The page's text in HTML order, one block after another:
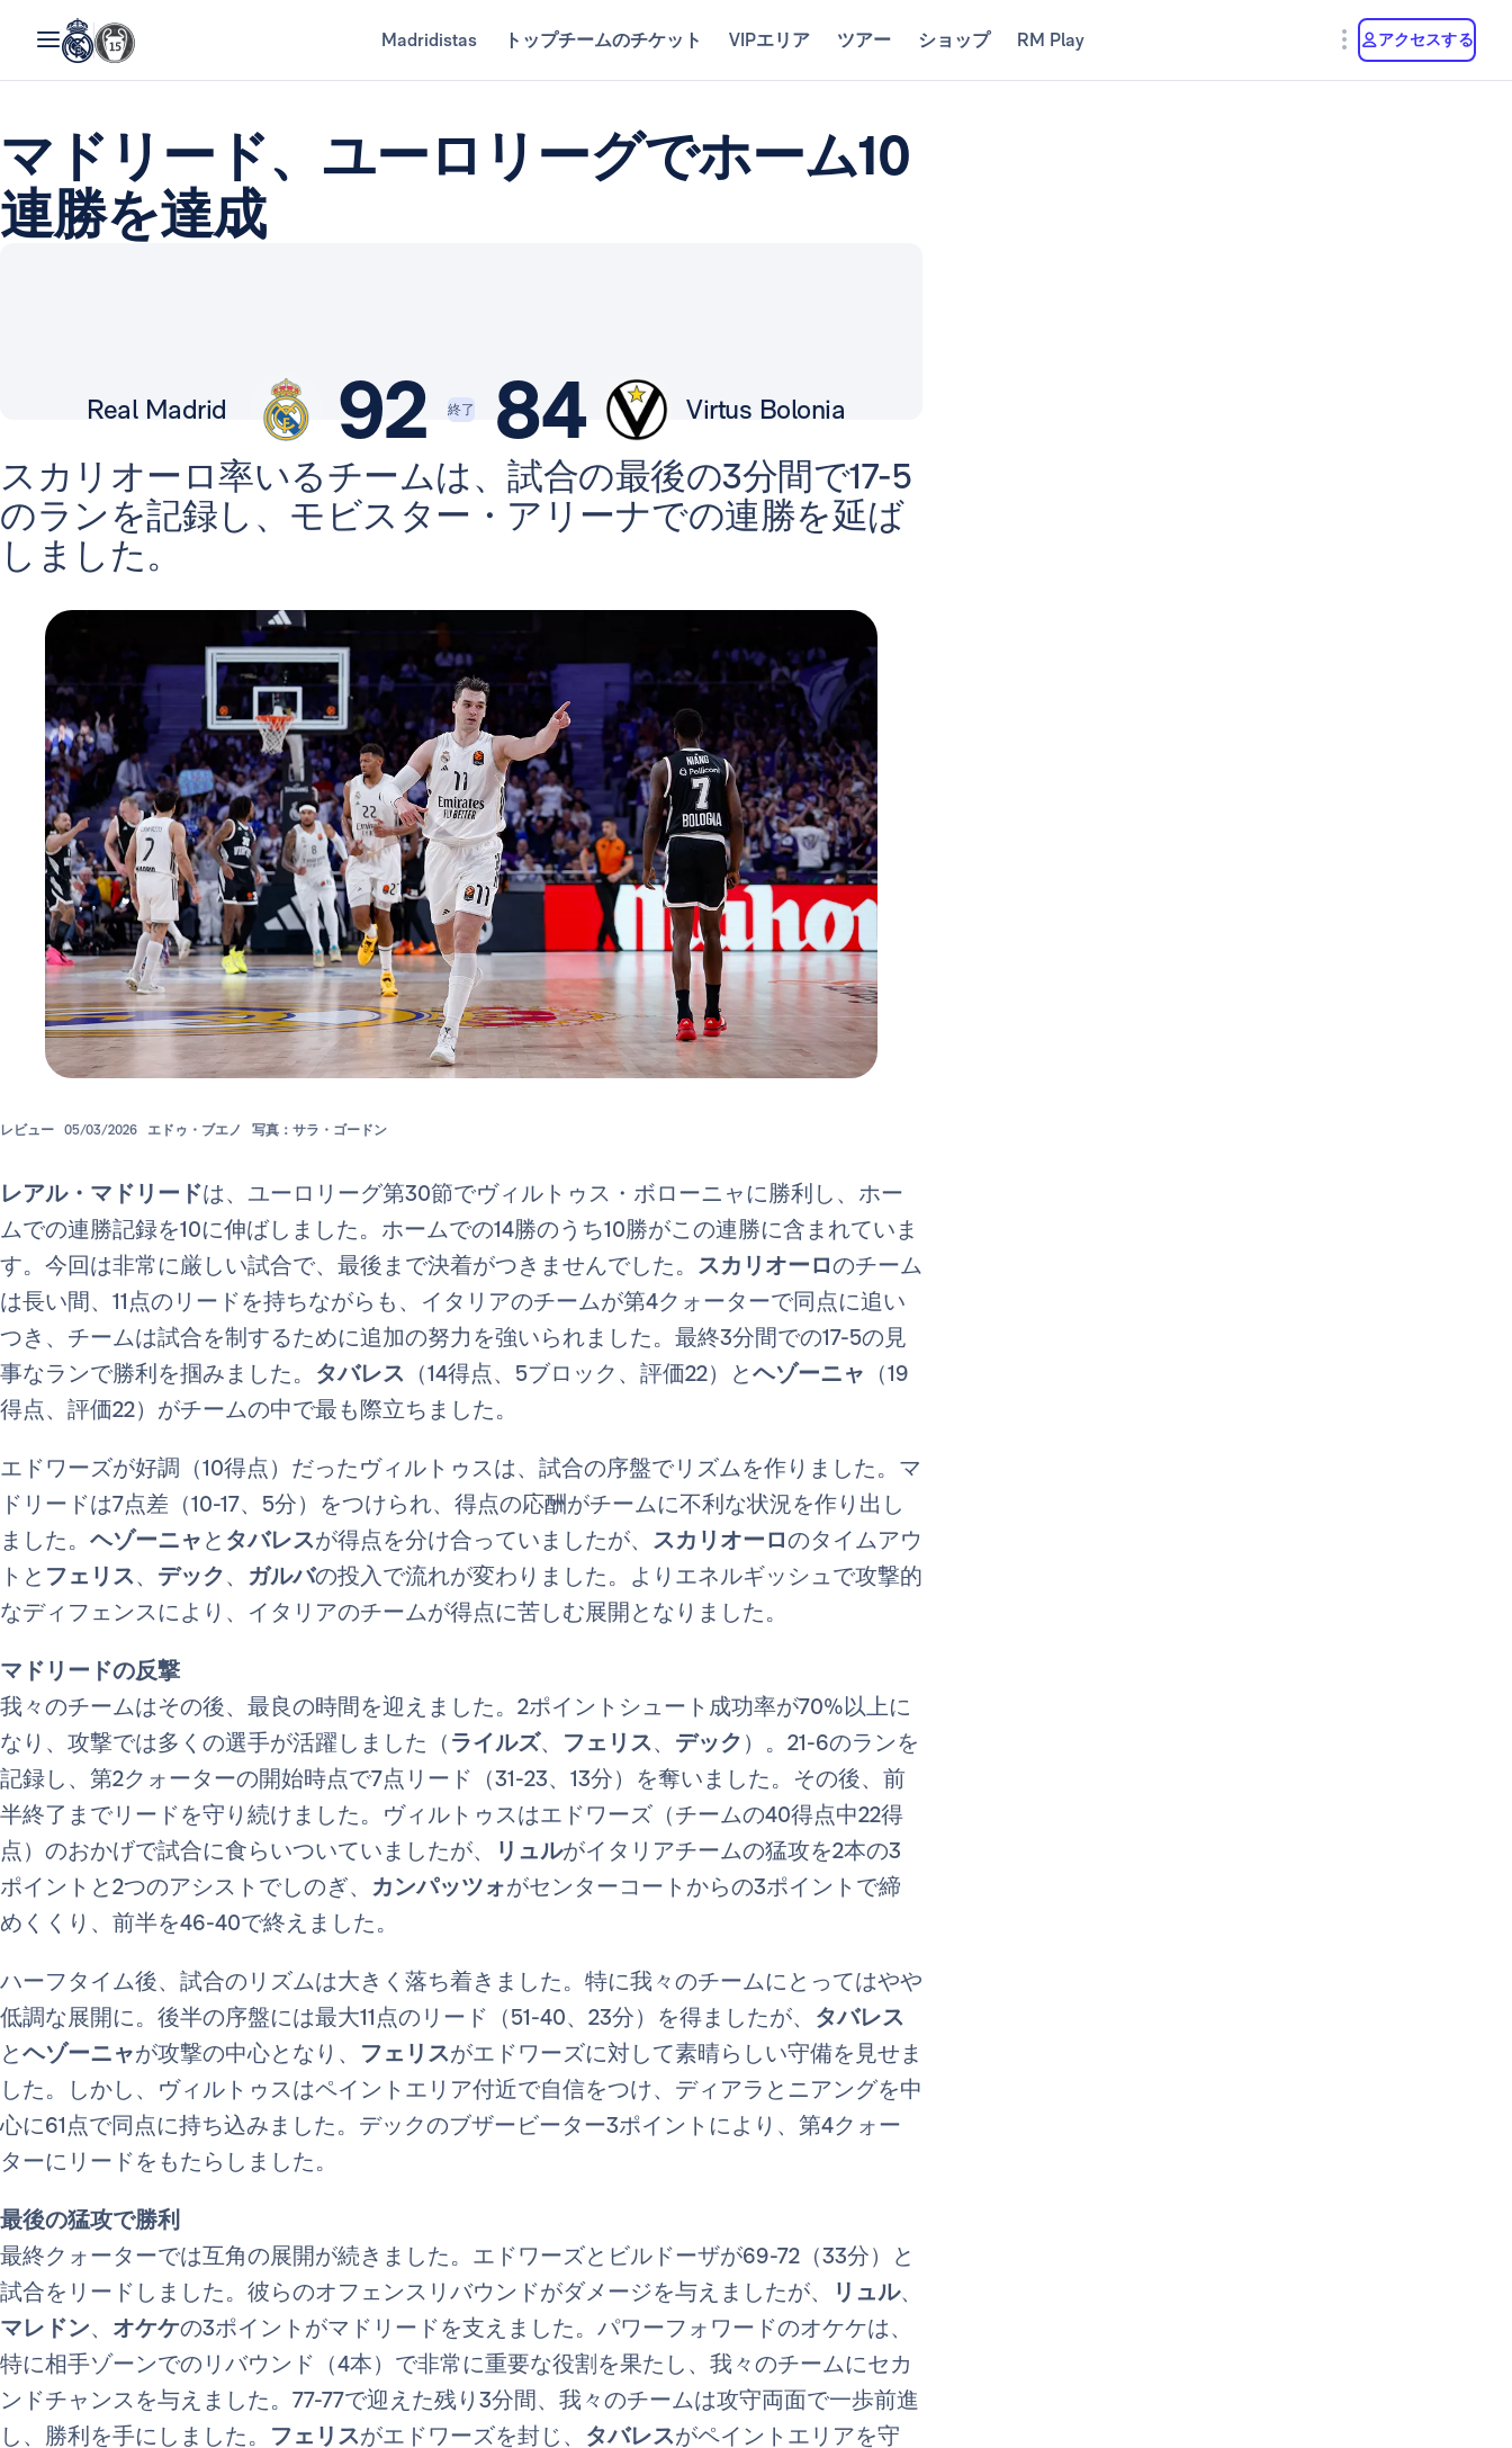
Madridistas トップチームのチケット VIPエリア ツアー ショップ RM Play アクセスする
マドリード、ユーロリーグでホーム10
連勝を達成
92 84
Real Madrid 終了 Virtus Bolonia
スカリオーロ率いるチームは、試合の最後の3分間で17-5
のランを記録し、モビスター・アリーナでの連勝を延ば
しました。
レビュー 05/03/2026 エドゥ・ブエノ 写真：サラ・ゴードン
レアル・マドリードは、ユーロリーグ第30節でヴィルトゥス・ボローニャに勝利し、ホー
ムでの連勝記録を10に伸ばしました。ホームでの14勝のうち10勝がこの連勝に含まれていま
す。今回は非常に厳しい試合で、最後まで決着がつきませんでした。 スカリオーロのチーム
は長い間、11点のリードを持ちながらも、イタリアのチームが第4クォーターで同点に追い
つき、チームは試合を制するために追加の努力を強いられました。最終3分間での17-5の見
事なランで勝利を掴みました。 タバレス （14得点、5ブロック、評価22）とヘゾーニャ （19
得点、評価22）がチームの中で最も際立ちました。
エドワーズが好調（10得点）だったヴィルトゥスは、試合の序盤でリズムを作りました。マ
ドリードは7点差（10-17、5分）をつけられ、得点の応酬がチームに不利な状況を作り出し
ました。 ヘゾーニャ と タバレスが得点を分け合っていましたが、 スカリオーロのタイムアウ
トと フェリス、 デック、 ガルバの投入で流れが変わりました。よりエネルギッシュで攻撃的
なディフェンスにより、イタリアのチームが得点に苦しむ展開となりました。
マドリードの反撃
我々のチームはその後、最良の時間を迎えました。2ポイントシュート成功率が70%以上に
なり、攻撃では多くの選手が活躍しました（ ライルズ、 フェリス、 デック ）。21-6のランを
記録し、第2クォーターの開始時点で7点リード（31-23、13分）を奪いました。その後、前
半終了までリードを守り続けました。ヴィルトゥスはエドワーズ（チームの40得点中22得
点）のおかげで試合に食らいついていましたが、
リュルがイタリアチームの猛攻を2本の3
ポイントと2つのアシストでしのぎ、 カンパッツォがセンターコートからの3ポイントで締
めくくり、前半を46-40で終えました。
ハーフタイム後、試合のリズムは大きく落ち着きました。特に我々のチームにとってはやや
低調な展開に。後半の序盤には最大11点のリード（51-40、23分）を得ましたが、 タバレス
とヘゾーニャが攻撃の中心となり、 フェリスがエドワーズに対して素晴らしい守備を見せま
した。しかし、ヴィルトゥスはペイントエリア付近で自信をつけ、ディアラとニアングを中
心に61点で同点に持ち込みました。デックのブザービーター3ポイントにより、第4クォー
ターにリードをもたらしました。
最後の猛攻で勝利
最終クォーターでは互角の展開が続きました。エドワーズとビルドーザが69-72（33分）と
試合をリードしました。彼らのオフェンスリバウンドがダメージを与えましたが、
リュル、
マレドン、 オケケの3ポイントがマドリードを支えました。パワーフォワードのオケケは、
特に相手ゾーンでのリバウンド（4本）で非常に重要な役割を果たし、我々のチームにセカ
ンドチャンスを与えました。77-77で迎えた残り3分間、我々のチームは攻守両面で一歩前進
し、勝利を手にしました。 フェリスがエドワーズを封じ、 タバレスがペイントエリアを守